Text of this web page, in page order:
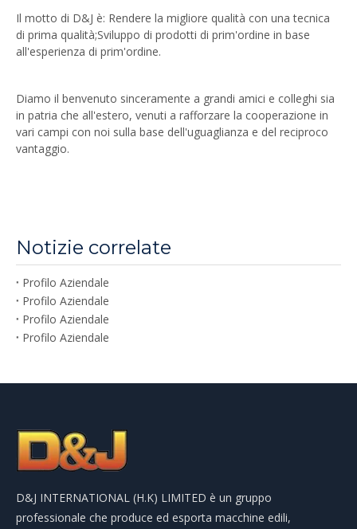
Il motto di D&J è: Rendere la migliore qualità con una tecnica
di prima qualità;Sviluppo di prodotti di prim'ordine in base
all'esperienza di prim'ordine.
Diamo il benvenuto sinceramente a grandi amici e colleghi sia
in patria che all'estero, venuti a rafforzare la cooperazione in
vari campi con noi sulla base dell'uguaglianza e del reciproco
vantaggio.
Notizie correlate
Profilo Aziendale
Profilo Aziendale
Profilo Aziendale
Profilo Aziendale
D&J INTERNATIONAL (H.K) LIMITED è un gruppo
professionale che produce ed esporta macchine edili,